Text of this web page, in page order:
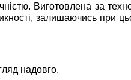
Виготовлена за
залишаючись при
надовго.